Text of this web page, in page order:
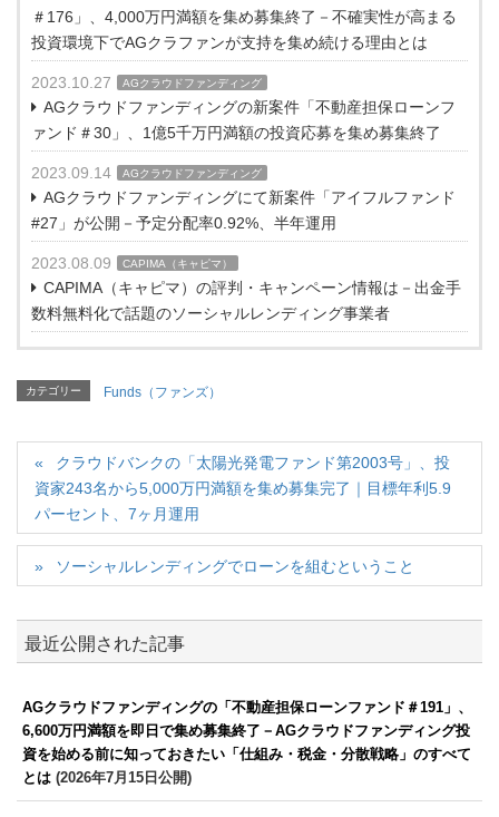
＃176」、4,000万円満額を集め募集終了－不確実性が高まる
投資環境下でAGクラファンが支持を集め続ける理由とは
2023.10.27 AGクラウドファンディング
AGクラウドファンディングの新案件「不動産担保ローンフ
ァンド＃30」、1億5千万円満額の投資応募を集め募集終了
2023.09.14 AGクラウドファンディング
AGクラウドファンディングにて新案件「アイフルファンド
#27」が公開－予定分配率0.92%、半年運用
2023.08.09 CAPIMA（キャピマ）
CAPIMA（キャピマ）の評判・キャンペーン情報は－出金手
数料無料化で話題のソーシャルレンディング事業者
カテゴリー Funds（ファンズ）
クラウドバンクの「太陽光発電ファンド第2003号」、投
資家243名から5,000万円満額を集め募集完了｜目標年利5.9
パーセント、7ヶ月運用
ソーシャルレンディングでローンを組むということ
最近公開された記事
AGクラウドファンディングの「不動産担保ローンファンド＃191」、
6,600万円満額を即日で集め募集終了－AGクラウドファンディング投
資を始める前に知っておきたい「仕組み・税金・分散戦略」のすべて
とは (2026年7月15日公開)